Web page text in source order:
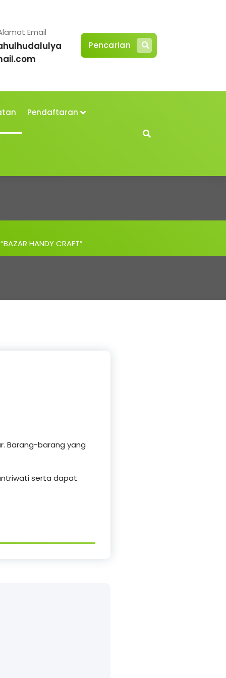
Email
Pencarian
Pendaftaran
HANDY CRAFT”
Barang-barang yang
serta dapat